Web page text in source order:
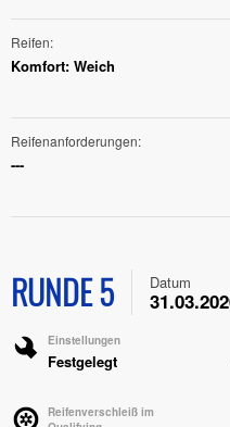
Reifen
Komfort: Weich
Reifenanforderungen
---
RUNDE 5 Datum
Einstellungen
Festgelegt
Reifenverschleiß im